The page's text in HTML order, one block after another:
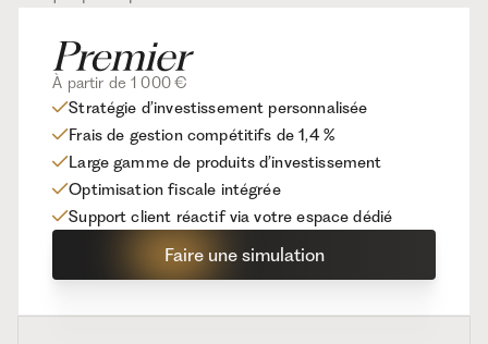
À partir de 1 000 €
Stratégie d’investissement personnalisée
Frais de gestion compétitifs de 1,4 %
Large gamme de produits d’investissement
Optimisation fiscale intégrée
Support client réactif via votre espace dédié
Faire une simulation